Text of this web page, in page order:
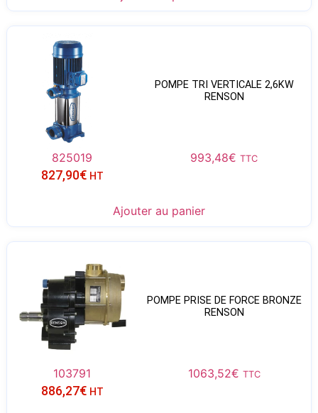
POMPE TRI VERTICALE 2,6KW
RENSON
825019 993,48€ TTC
827,90€ HT
Ajouter au panier
POMPE PRISE DE FORCE BRONZE
RENSON
103791 1063,52€ TTC
886,27€ HT